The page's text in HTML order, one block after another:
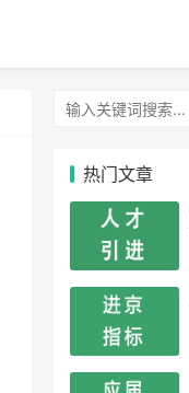
热门文章